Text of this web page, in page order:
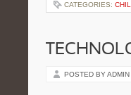
CATEGORIES:
POSTED BY ADMIN